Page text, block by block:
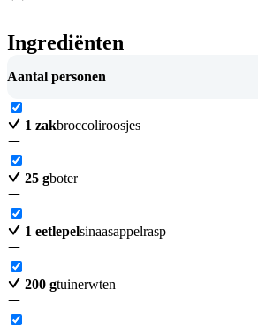
Ingrediënten
Aantal personen
1 zakbroccoliroosjes
25 gboter
1 eetlepelsinaasappelrasp
200 gtuinerwten